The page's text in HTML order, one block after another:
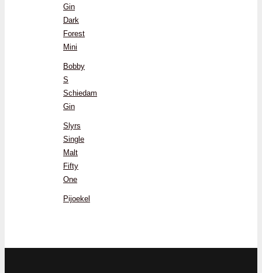
Gin
Dark
Forest
Mini
Bobby
S
Schiedam
Gin
Slyrs
Single
Malt
Fifty
One
Pijoekel